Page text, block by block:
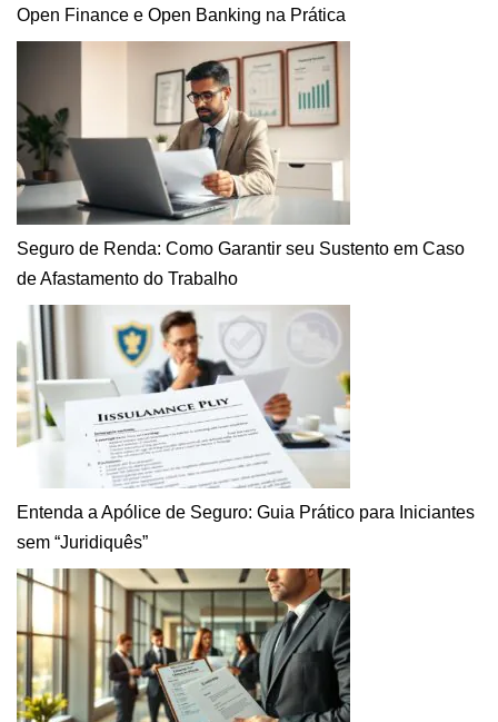
Open Finance e Open Banking na Prática
Seguro de Renda: Como Garantir seu Sustento em Caso
de Afastamento do Trabalho
Entenda a Apólice de Seguro: Guia Prático para Iniciantes
sem “Juridiquês”